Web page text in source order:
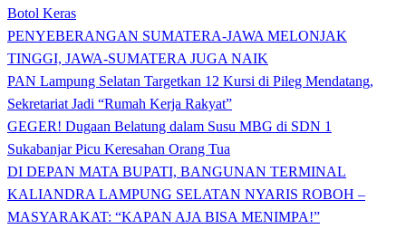
Botol Keras
PENYEBERANGAN SUMATERA-JAWA MELONJAK
TINGGI, JAWA-SUMATERA JUGA NAIK
PAN Lampung Selatan Targetkan 12 Kursi di Pileg Mendatang,
Sekretariat Jadi “Rumah Kerja Rakyat”
GEGER! Dugaan Belatung dalam Susu MBG di SDN 1
Sukabanjar Picu Keresahan Orang Tua
DI DEPAN MATA BUPATI, BANGUNAN TERMINAL
KALIANDRA LAMPUNG SELATAN NYARIS ROBOH –
MASYARAKAT: “KAPAN AJA BISA MENIMPA!”